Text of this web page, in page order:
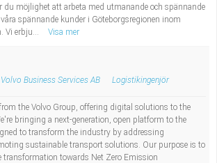
du möjlighet att arbeta med utmanande och spännande
spännande kunder i Göteborgsregionen inom
Vi erbju...
Visa mer
Volvo Business Services AB Logistikingenjör
the Volvo Group, offering digital solutions to the
bringing a next-generation, open platform to the
to transform the industry by addressing
sustainable transport solutions. Our purpose is to
transformation towards Net Zero Emission